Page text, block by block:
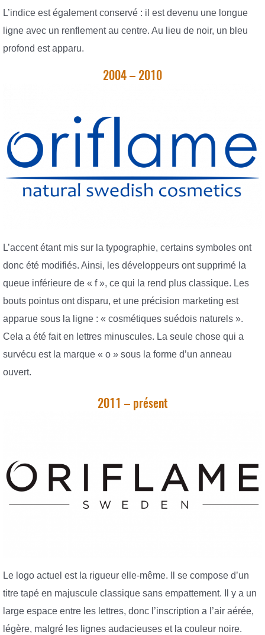
L’indice est également conservé : il est devenu une longue
ligne avec un renflement au centre. Au lieu de noir, un bleu
profond est apparu.
2004 – 2010
L’accent étant mis sur la typographie, certains symboles ont
donc été modifiés. Ainsi, les développeurs ont supprimé la
queue inférieure de « f », ce qui la rend plus classique. Les
bouts pointus ont disparu, et une précision marketing est
apparue sous la ligne : « cosmétiques suédois naturels ».
Cela a été fait en lettres minuscules. La seule chose qui a
survécu est la marque « o » sous la forme d’un anneau
ouvert.
2011 – présent
Le logo actuel est la rigueur elle-même. Il se compose d’un
titre tapé en majuscule classique sans empattement. Il y a un
large espace entre les lettres, donc l’inscription a l’air aérée,
légère, malgré les lignes audacieuses et la couleur noire.